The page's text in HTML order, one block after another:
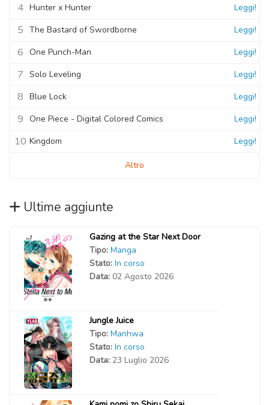
4 Hunter x Hunter Leggi!
5 The Bastard of Swordborne Leggi!
6 One Punch-Man Leggi!
7 Solo Leveling Leggi!
8 Blue Lock Leggi!
9 One Piece - Digital Colored Comics Leggi!
10 Kingdom Leggi!
Altro
Ultime aggiunte
Gazing at the Star Next Door
Tipo: Manga
Stato: In corso
Data: 02 Agosto 2026
Jungle Juice
Tipo: Manhwa
Stato: In corso
Data: 23 Luglio 2026